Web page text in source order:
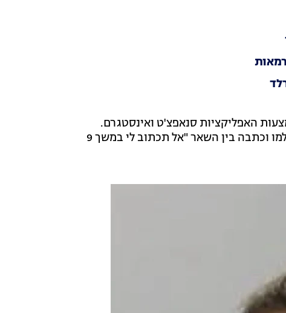
האפליקציות סנאפצ'ט ואינסטגרם.
ממסמכי החקירה עולה כי מונגל ביקשה לוודא שההודעות ייעלמו וכתבה בין השאר "אל תכתוב לי במשך 9